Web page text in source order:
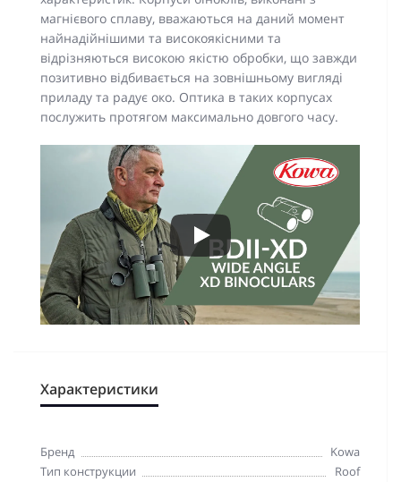
магнієвого сплаву, вважаються на даний момент
найнадійнішими та високоякісними та
відрізняються високою якістю обробки, що завжди
позитивно відбивається на зовнішньому вигляді
приладу та радує око. Оптика в таких корпусах
послужить протягом максимально довгого часу.
Характеристики
Бренд
Kowa
Тип конструкции
Roof